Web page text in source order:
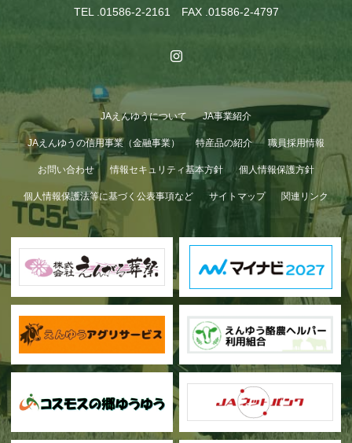
TEL .01586-2-2161 FAX .01586-2-4797
JAえんゆうについて JA事業紹介
JAえんゆうの信用事業（金融事業） 特産品の紹介 職員採用情報
お問い合わせ 情報セキュリティ基本方針 個人情報保護方針
個人情報保護法等に基づく公表事項など サイトマップ 関連リンク